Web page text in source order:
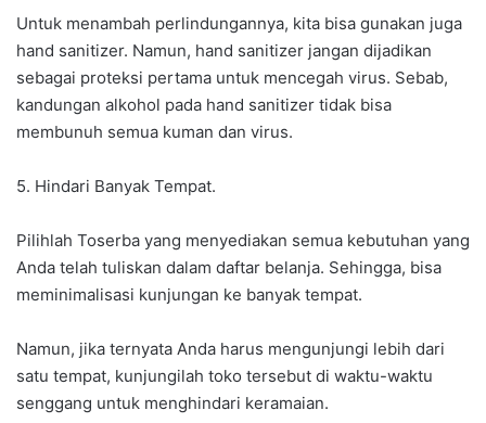
Untuk menambah perlindungannya, kita bisa gunakan juga
hand sanitizer. Namun, hand sanitizer jangan dijadikan
sebagai proteksi pertama untuk mencegah virus. Sebab,
kandungan alkohol pada hand sanitizer tidak bisa
membunuh semua kuman dan virus.
5. Hindari Banyak Tempat.
Pilihlah Toserba yang menyediakan semua kebutuhan yang
Anda telah tuliskan dalam daftar belanja. Sehingga, bisa
meminimalisasi kunjungan ke banyak tempat.
Namun, jika ternyata Anda harus mengunjungi lebih dari
satu tempat, kunjungilah toko tersebut di waktu-waktu
senggang untuk menghindari keramaian.